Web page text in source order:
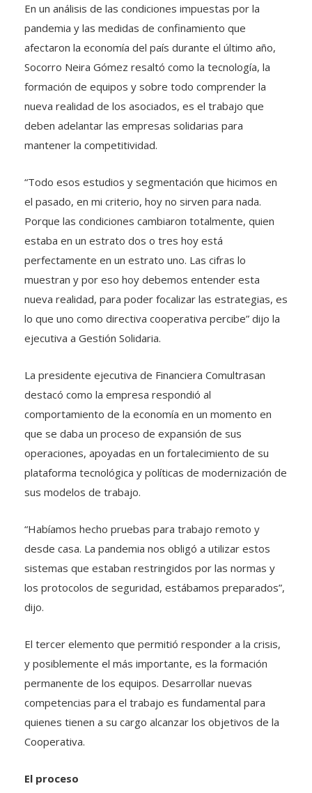
En un análisis de las condiciones impuestas por la
pandemia y las medidas de confinamiento que
afectaron la economía del país durante el último año,
Socorro Neira Gómez resaltó como la tecnología, la
formación de equipos y sobre todo comprender la
nueva realidad de los asociados, es el trabajo que
deben adelantar las empresas solidarias para
mantener la competitividad.
“Todo esos estudios y segmentación que hicimos en
el pasado, en mi criterio, hoy no sirven para nada.
Porque las condiciones cambiaron totalmente, quien
estaba en un estrato dos o tres hoy está
perfectamente en un estrato uno. Las cifras lo
muestran y por eso hoy debemos entender esta
nueva realidad, para poder focalizar las estrategias, es
lo que uno como directiva cooperativa percibe” dijo la
ejecutiva a Gestión Solidaria.
La presidente ejecutiva de Financiera Comultrasan
destacó como la empresa respondió al
comportamiento de la economía en un momento en
que se daba un proceso de expansión de sus
operaciones, apoyadas en un fortalecimiento de su
plataforma tecnológica y políticas de modernización de
sus modelos de trabajo.
“Habíamos hecho pruebas para trabajo remoto y
desde casa. La pandemia nos obligó a utilizar estos
sistemas que estaban restringidos por las normas y
los protocolos de seguridad, estábamos preparados”,
dijo.
El tercer elemento que permitió responder a la crisis,
y posiblemente el más importante, es la formación
permanente de los equipos. Desarrollar nuevas
competencias para el trabajo es fundamental para
quienes tienen a su cargo alcanzar los objetivos de la
Cooperativa.
El proceso